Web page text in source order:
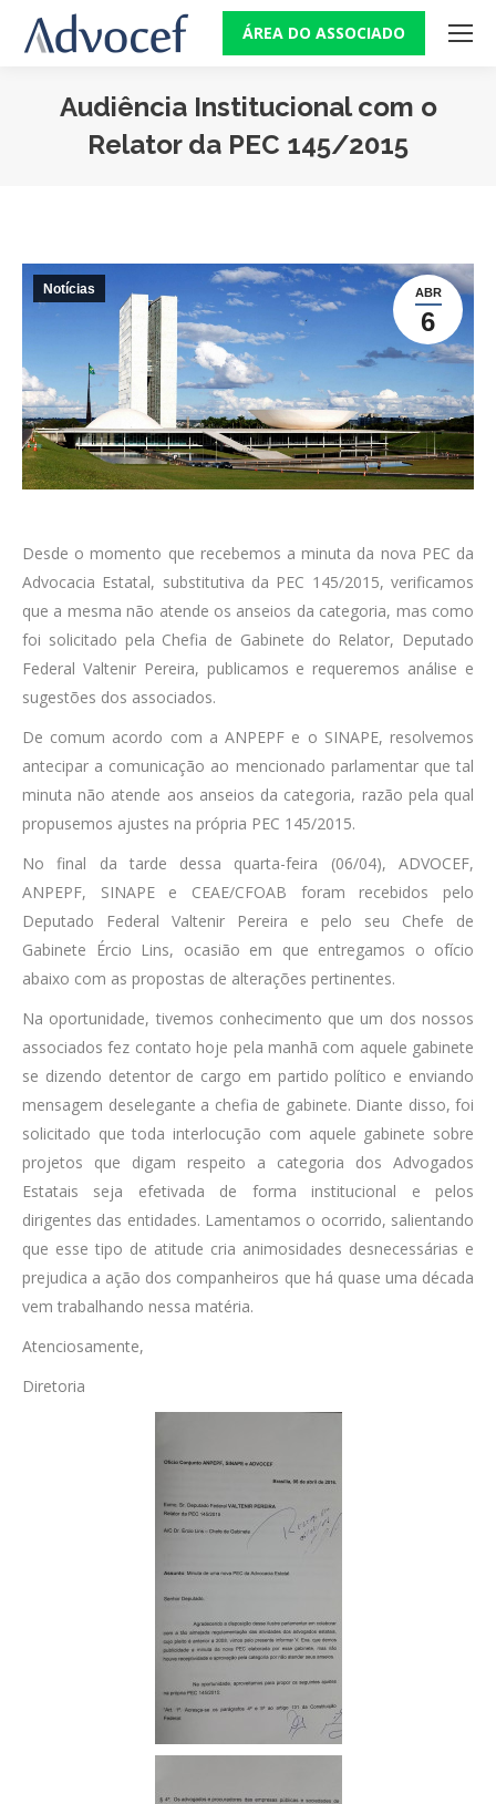
ÁREA DO ASSOCIADO
Audiência Institucional com o
Relator da PEC 145/2015
ABR
6
Notícias
Desde o momento que recebemos a minuta da nova PEC da
Advocacia Estatal, substitutiva da PEC 145/2015, verificamos
que a mesma não atende os anseios da categoria, mas como
foi solicitado pela Chefia de Gabinete do Relator, Deputado
Federal Valtenir Pereira, publicamos e requeremos análise e
sugestões dos associados.
De comum acordo com a ANPEPF e o SINAPE, resolvemos
antecipar a comunicação ao mencionado parlamentar que tal
minuta não atende aos anseios da categoria, razão pela qual
propusemos ajustes na própria PEC 145/2015.
No final da tarde dessa quarta-feira (06/04), ADVOCEF,
ANPEPF, SINAPE e CEAE/CFOAB foram recebidos pelo
Deputado Federal Valtenir Pereira e pelo seu Chefe de
Gabinete Ércio Lins, ocasião em que entregamos o ofício
abaixo com as propostas de alterações pertinentes.
Na oportunidade, tivemos conhecimento que um dos nossos
associados fez contato hoje pela manhã com aquele gabinete
se dizendo detentor de cargo em partido político e enviando
mensagem deselegante a chefia de gabinete. Diante disso, foi
solicitado que toda interlocução com aquele gabinete sobre
projetos que digam respeito a categoria dos Advogados
Estatais seja efetivada de forma institucional e pelos
dirigentes das entidades. Lamentamos o ocorrido, salientando
que esse tipo de atitude cria animosidades desnecessárias e
prejudica a ação dos companheiros que há quase uma década
vem trabalhando nessa matéria.
Atenciosamente,
Diretoria